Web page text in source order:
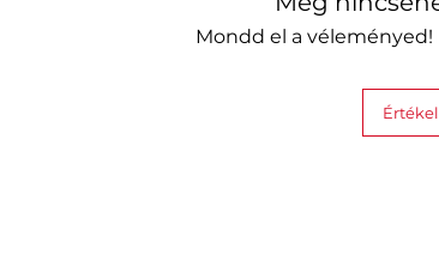
Mondd el a véleményed!